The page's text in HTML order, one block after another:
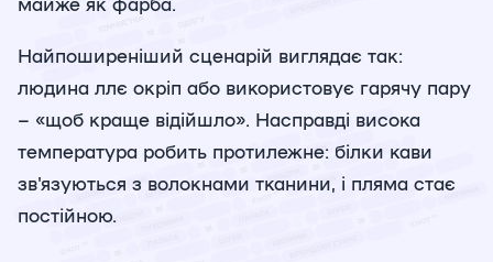
Найпоширеніший сценарій виглядає так:
людина ллє окріп або використовує гарячу пару
– «щоб краще відійшло». Насправді висока
температура робить протилежне: білки кави
зв'язуються з волокнами тканини, і пляма стає
постійною.